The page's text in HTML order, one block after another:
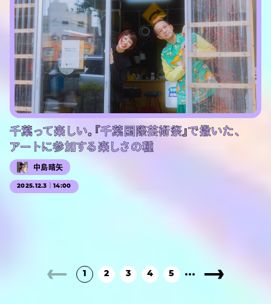
千葉って楽しい。『千葉国際芸術祭』で撒いた、
アートに参加する楽しさの種
中島晴矢
2025.12.3｜14:00
1 2 3 4 5